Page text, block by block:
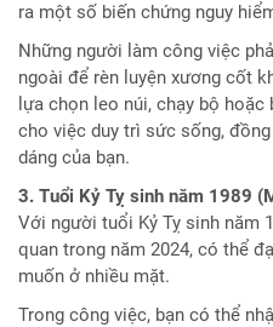
ra một số biến chứng nguy
Những người làm công việc
ngoài để rèn luyện xương cốt
lựa chọn leo núi, chạy bộ
cho việc duy trì sức sống,
dáng của bạn.
3. Tuổi Kỷ Tỵ sinh năm 1989
Với người tuổi Kỷ Tỵ sinh năm
quan trong năm 2024, có thể
muốn ở nhiều mặt.
Trong công việc, bạn có thể